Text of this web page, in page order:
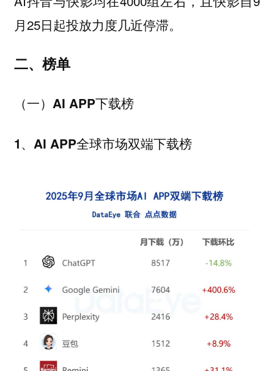
月25日起投放力度几近停滞。
二、榜单
（一）AI APP下载榜
1、AI APP全球市场双端下载榜